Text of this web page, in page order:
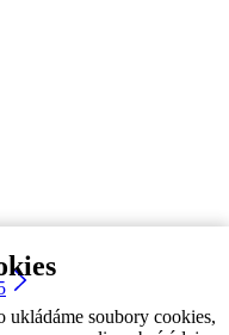
ukládáme soubory cookies,